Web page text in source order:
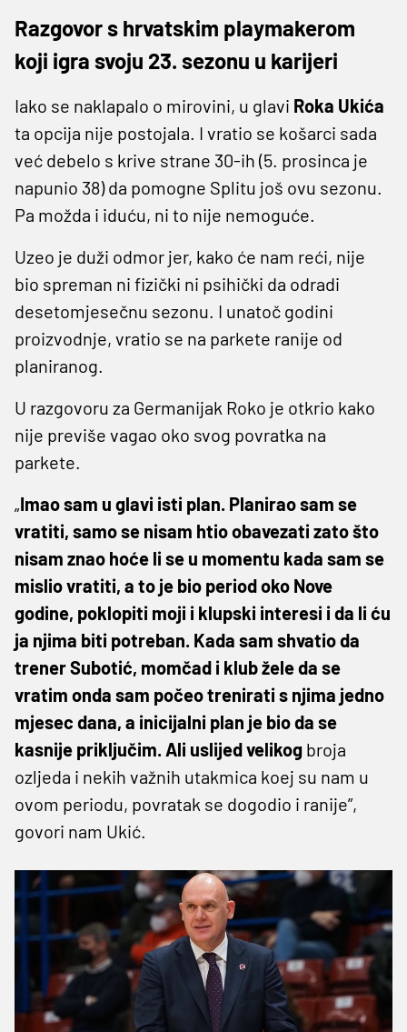
Razgovor s hrvatskim playmakerom
koji igra svoju 23. sezonu u karijeri
Iako se naklapalo o mirovini, u glavi Roka Ukića
ta opcija nije postojala. I vratio se košarci sada
već debelo s krive strane 30-ih (5. prosinca je
napunio 38) da pomogne Splitu još ovu sezonu.
Pa možda i iduću, ni to nije nemoguće.
Uzeo je duži odmor jer, kako će nam reći, nije
bio spreman ni fizički ni psihički da odradi
desetomjesečnu sezonu. I unatoč godini
proizvodnje, vratio se na parkete ranije od
planiranog.
U razgovoru za Germanijak Roko je otkrio kako
nije previše vagao oko svog povratka na
parkete.
„Imao sam u glavi isti plan. Planirao sam se
vratiti, samo se nisam htio obavezati zato što
nisam znao hoće li se u momentu kada sam se
mislio vratiti, a to je bio period oko Nove
godine, poklopiti moji i klupski interesi i da li ću
ja njima biti potreban. Kada sam shvatio da
trener Subotić, momčad i klub žele da se
vratim onda sam počeo trenirati s njima jedno
mjesec dana, a inicijalni plan je bio da se
kasnije priključim. Ali uslijed velikog broja
ozljeda i nekih važnih utakmica koej su nam u
ovom periodu, povratak se dogodio i ranije”,
govori nam Ukić.